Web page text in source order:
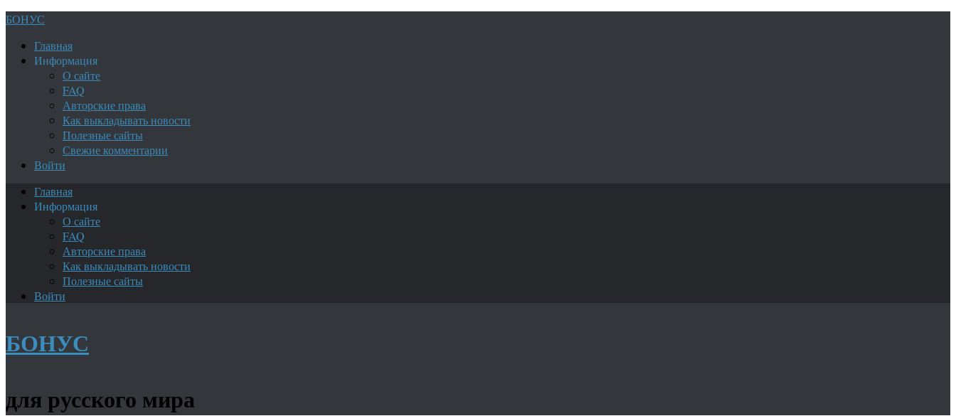
БОНУС
Главная
Информация
О сайте
FAQ
Авторские права
Как выкладывать новости
Полезные сайты
Свежие комментарии
Войти
Главная
Информация
О сайте
FAQ
Авторские права
Как выкладывать новости
Полезные сайты
Войти
БОНУС
для русского мира